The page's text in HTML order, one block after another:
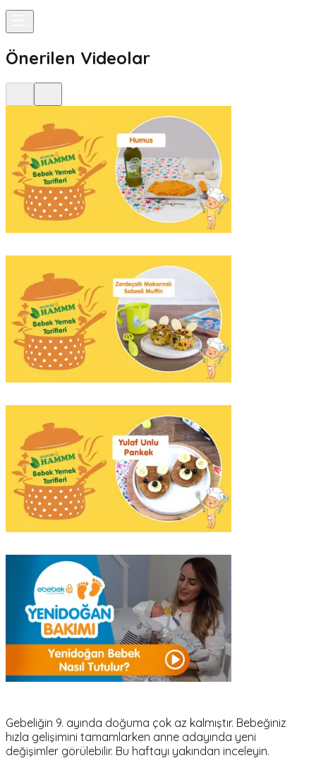
Önerilen Videolar
Gebeliğin 9. ayında doğuma çok az kalmıştır. Bebeğiniz
hızla gelişimini tamamlarken anne adayında yeni
değişimler görülebilir. Bu haftayı yakından inceleyin.